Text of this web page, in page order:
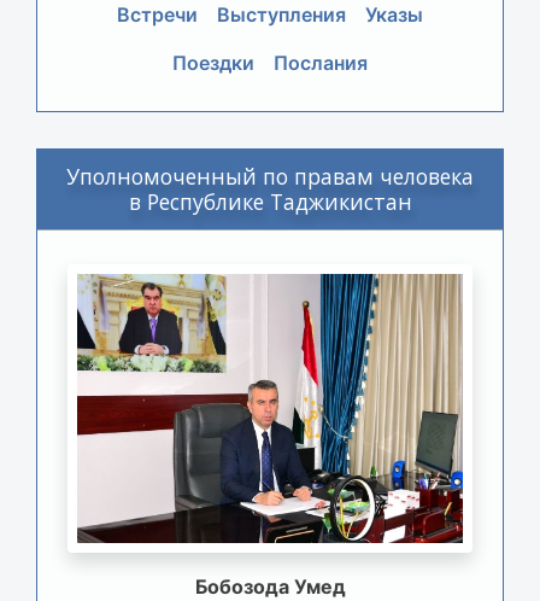
Встречи Выступления
Указы
Поездки
Послания
Уполномоченный по правам человека
в Республике Таджикистан
Бобозода Умед